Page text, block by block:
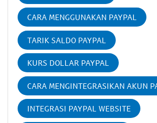
CARA MENGGUNAKAN PAYPAL
TARIK SALDO PAYPAL
KURS DOLLAR PAYPAL
CARA MENGINTEGRASIKAN AKUN
INTEGRASI PAYPAL WEBSITE